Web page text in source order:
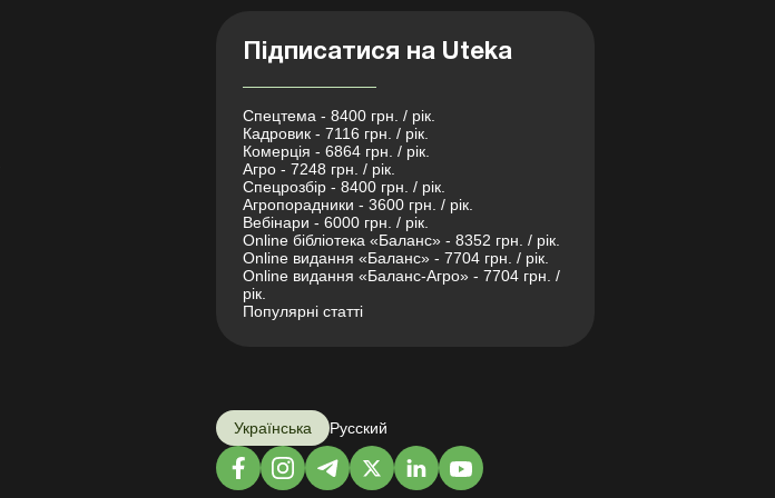
Підписатися на Uteka
Спецтема - 8400 грн. / рік.
Кадровик - 7116 грн. / рік.
Комерція - 6864 грн. / рік.
Агро - 7248 грн. / рік.
Спецрозбір - 8400 грн. / рік.
Агропорадники - 3600 грн. / рік.
Вебінари - 6000 грн. / рік.
Online бібліотека «Баланс» - 8352 грн. / рік.
Online видання «Баланс» - 7704 грн. / рік.
Online видання «Баланс-Агро» - 7704 грн. /
рік.
Популярні статті
Українська Русский